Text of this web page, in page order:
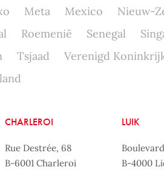
Meta Mexico Nieuw-
Roemenië Senegal
Tsjaad Verenigd
CHARLEROI
Rue Destrée, 68
B-6001 Charleroi
LUIK
B-4000